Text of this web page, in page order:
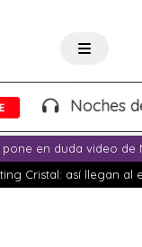
Noches de
en duda video de
Cristal: así llegan al